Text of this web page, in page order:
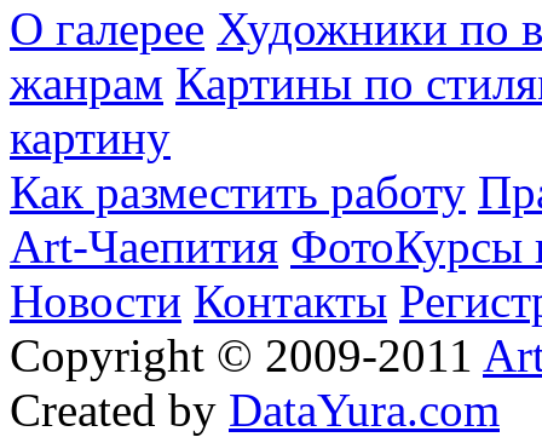
О галерее Художники по
жанрам Картины по
картину
Как разместить работу
Art-Чаепития ФотоКурсы
Новости Контакты
Copyright © 2009-2011
Created by DataYura.com